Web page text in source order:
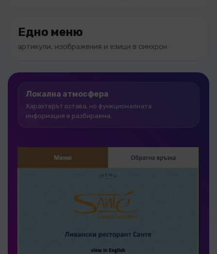
Едно меню
артикули, изображения и езици в синхрон
Локална атмосфера
Характерът остава, но функционалната
информация е разбираема.